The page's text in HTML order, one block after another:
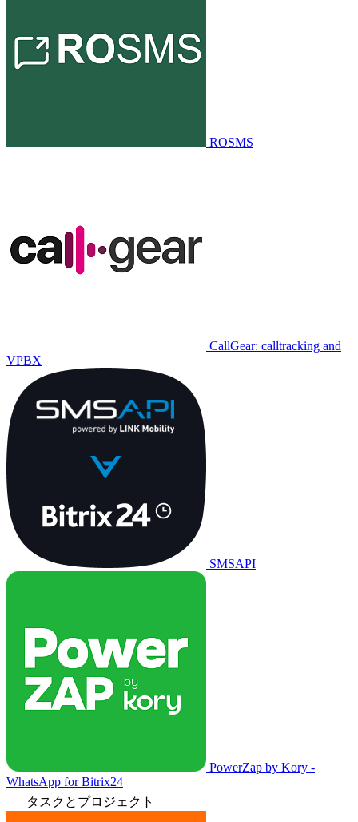
ROSMS
CallGear: calltracking and
VPBX
SMSAPI
PowerZap by Kory -
WhatsApp for Bitrix24
タスクとプロジェクト